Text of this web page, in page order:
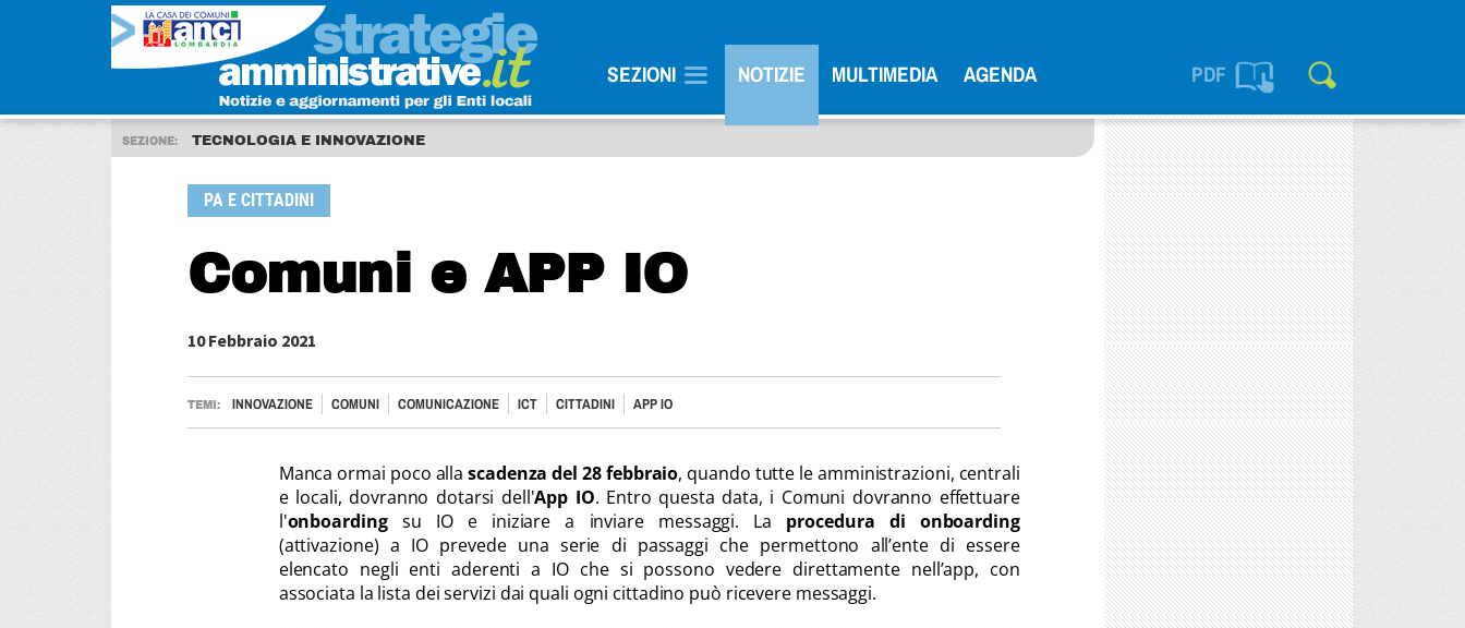
SEZIONI NOTIZIE MULTIMEDIA AGENDA PDF
SEZIONE: TECNOLOGIA E INNOVAZIONE
PA E CITTADINI
Comuni e APP IO
10 Febbraio 2021
TEMI: INNOVAZIONE COMUNI COMUNICAZIONE ICT CITTADINI APP IO
Manca ormai poco allascadenza del 28 febbraio, quando tutte le amministrazioni, centrali
e locali, dovranno dotarsi dell'App IO. Entro questa data, i Comuni dovranno effettuare
l'onboarding su IO e iniziare a inviare messaggi. La procedura di onboarding
(attivazione) a IO prevede una serie di passaggi che permettono all’ente di essere
elencato negli enti aderenti a IO che si possono vedere direttamente nell’app, con
associata la lista dei servizi dai quali ogni cittadino può ricevere messaggi.